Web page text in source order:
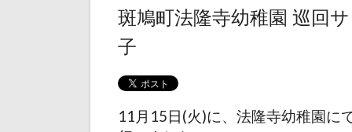
斑鳩町法隆寺幼稚園 巡回
子
11月15日(火)に、法隆寺幼稚園に